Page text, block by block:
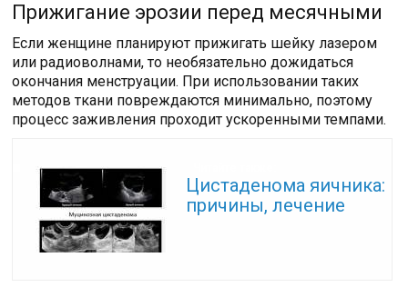
Прижигание эрозии перед месячными
Если женщине планируют прижигать шейку лазером
или радиоволнами, то необязательно дожидаться
окончания менструации. При использовании таких
методов ткани повреждаются минимально, поэтому
процесс заживления проходит ускоренными темпами.
Цистаденома яичника:
причины, лечение